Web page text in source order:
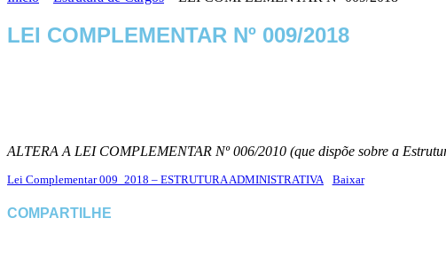
LEI COMPLEMENTAR Nº 009/2018
ALTERA A LEI COMPLEMENTAR Nº 006/2010 (que dispõe sobre a
Lei Complementar 009_2018 – ESTRUTURA ADMINISTRATIVA Baixar
COMPARTILHE